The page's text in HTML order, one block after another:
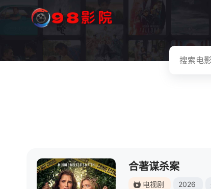
合著谋杀案
电视剧 2026